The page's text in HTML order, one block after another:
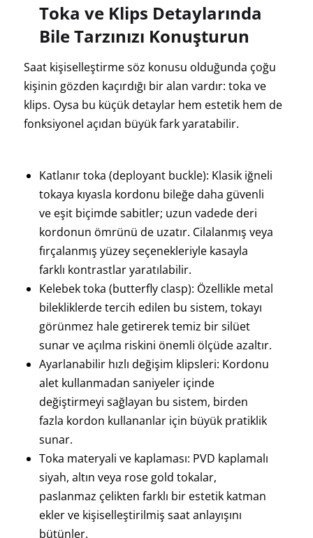
Toka ve Klips Detaylarında
Bile Tarzınızı Konuşturun
Saat kişiselleştirme söz konusu olduğunda çoğu
kişinin gözden kaçırdığı bir alan vardır: toka ve
klips. Oysa bu küçük detaylar hem estetik hem de
fonksiyonel açıdan büyük fark yaratabilir.
Katlanır toka (deployant buckle): Klasik iğneli
tokaya kıyasla kordonu bileğe daha güvenli
ve eşit biçimde sabitler; uzun vadede deri
kordonun ömrünü de uzatır. Cilalanmış veya
fırçalanmış yüzey seçenekleriyle kasayla
farklı kontrastlar yaratılabilir.
Kelebek toka (butterfly clasp): Özellikle metal
bilekliklerde tercih edilen bu sistem, tokayı
görünmez hale getirerek temiz bir silüet
sunar ve açılma riskini önemli ölçüde azaltır.
Ayarlanabilir hızlı değişim klipsleri: Kordonu
alet kullanmadan saniyeler içinde
değiştirmeyi sağlayan bu sistem, birden
fazla kordon kullananlar için büyük pratiklik
sunar.
Toka materyali ve kaplaması: PVD kaplamalı
siyah, altın veya rose gold tokalar,
paslanmaz çelikten farklı bir estetik katman
ekler ve kişiselleştirilmiş saat anlayışını
bütünler.